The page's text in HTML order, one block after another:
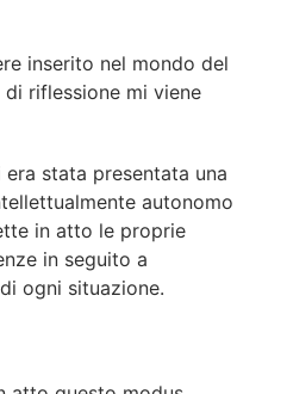
inserito nel mondo del
riflessione mi viene
stata presentata una
autonomo
in atto le proprie
in seguito a
ogni situazione.